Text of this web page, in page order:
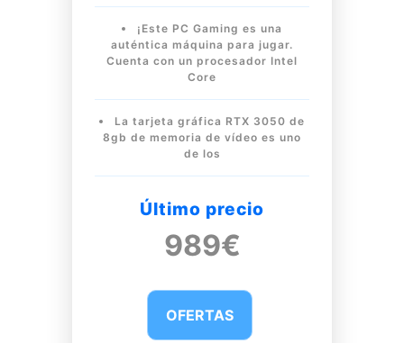
¡Este PC Gaming es una
auténtica máquina para jugar.
Cuenta con un procesador Intel
Core
La tarjeta gráfica RTX 3050 de
8gb de memoria de vídeo es uno
de los
Último precio
989€
OFERTAS